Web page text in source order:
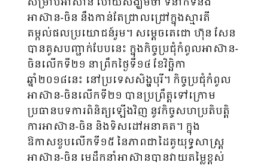
អាស៊ាន-ចិន នឹងកាន់តែជ្រាលជ្រៅក្នុងស្មារតី
តម្កល់ផលប្រយោជន៍រួម។ សម្តេចតេជោ ហ៊ុន សែន
បានគូសបញ្ជាក់បែបនេះ ក្នុងកិច្ចប្រជុំកំពូលអាស៊ាន-
ចិនលើកទី២១ នាព្រឹកថ្ងៃទី១៤ ខែវិច្ឆិកា
ឆ្នាំ២០១៨នេះ នៅប្រទេសសិង្ហបុរី។ កិច្ចប្រជុំកំពូល
អាស៊ាន-ចិនលើកទី២១ បានប្រព្រឹត្តទៅក្រោម
ប្រធានបទការពិនិត្យឡើងវិញ នូវកិច្ចសហប្រតិបត្តិ
ការអាស៊ាន-ចិន និងទិសដៅអនាគត។ ក្នុង
ឱកាសខួបលើកទី១៥ នៃភាពជាដៃគូយុទ្ធសាស្រ្ត
អាស៊ាន-ចិន មេដឹកនាំអាស៊ានបានវាយតម្លៃខ្ពស់